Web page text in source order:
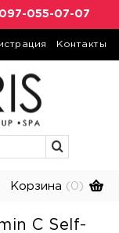
097-055-07-07
Контакты
Корзина (0)
C Self-